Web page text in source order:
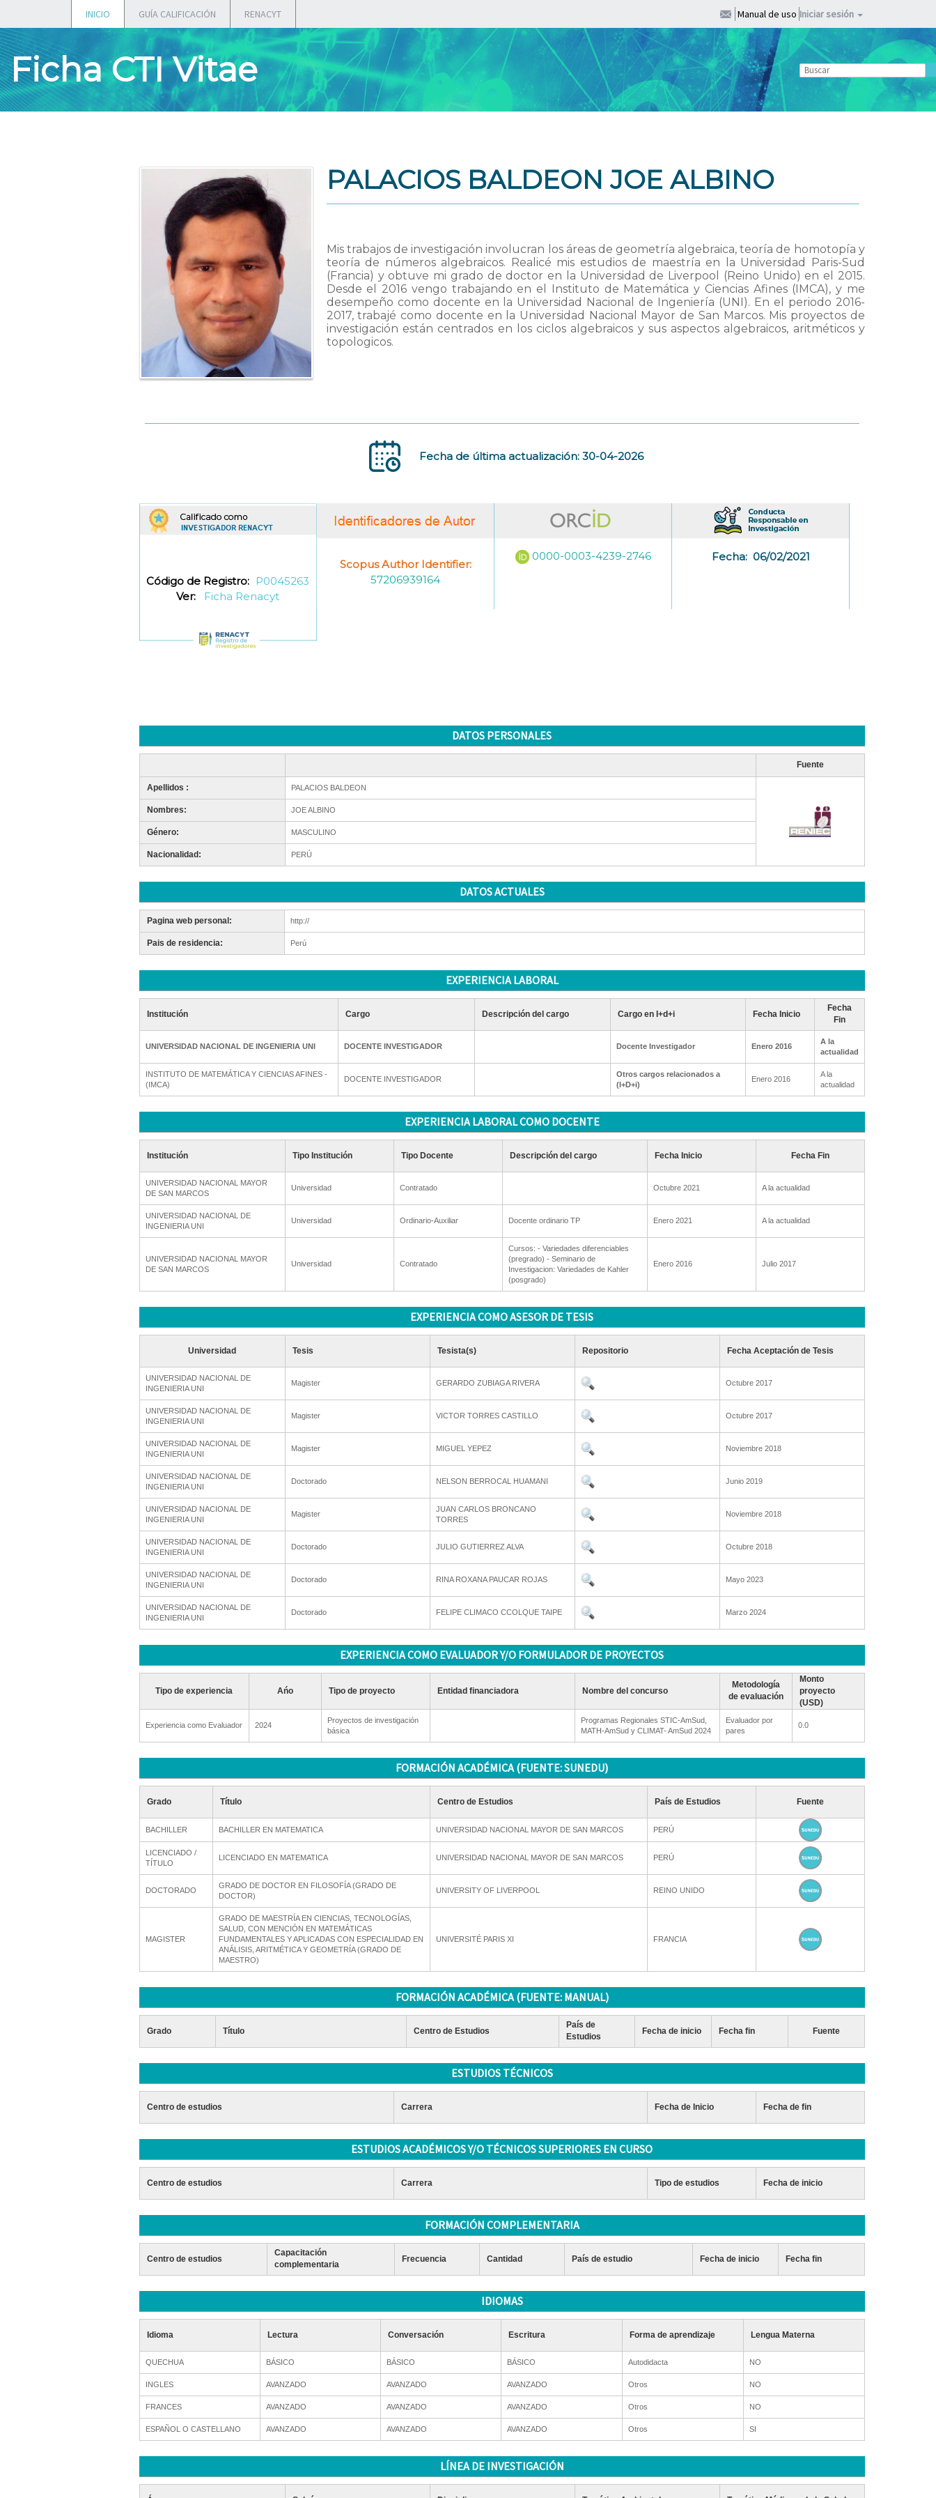
INICIO GUÍA CALIFICACIÓN RENACYT Manual de uso Iniciar sesión
Ficha CTI Vitae
PALACIOS BALDEON JOE ALBINO
Mis trabajos de investigación involucran los áreas de geometría algebraica, teoría de homotopía y
teoría de números algebraicos. Realicé mis estudios de maestría en la Universidad Paris-Sud
(Francia) y obtuve mi grado de doctor en la Universidad de Liverpool (Reino Unido) en el 2015.
Desde el 2016 vengo trabajando en el Instituto de Matemática y Ciencias Afines (IMCA), y me
desempeño como docente en la Universidad Nacional de Ingeniería (UNI). En el periodo 2016-
2017, trabajé como docente en la Universidad Nacional Mayor de San Marcos. Mis proyectos de
investigación están centrados en los ciclos algebraicos y sus aspectos algebraicos, aritméticos y
topologicos.
Fecha de última actualización: 30-04-2026
Código de Registro: P0045263
Ver:
Ficha Renacyt
Scopus Author Identifier:
57206939164
0000-0003-4239-2746 Fecha: 06/02/2021
DATOS PERSONALES
Fuente
Apellidos : PALACIOS BALDEON
Nombres: JOE ALBINO
Género: MASCULINO
Nacionalidad: PERÚ
DATOS ACTUALES
Pagina web personal: http://
Pais de residencia: Perú
EXPERIENCIA LABORAL
Institución Cargo Descripción del cargo Cargo en I+d+i Fecha Inicio
Fecha
Fin
UNIVERSIDAD NACIONAL DE INGENIERIA UNI DOCENTE INVESTIGADOR Docente Investigador Enero 2016
A la
actualidad
INSTITUTO DE MATEMÁTICA Y CIENCIAS AFINES -
(IMCA)
DOCENTE INVESTIGADOR
Otros cargos relacionados a
(I+D+i)
Enero 2016
A la
actualidad
EXPERIENCIA LABORAL COMO DOCENTE
Institución Tipo Institución Tipo Docente Descripción del cargo Fecha Inicio Fecha Fin
UNIVERSIDAD NACIONAL MAYOR
DE SAN MARCOS
Universidad Contratado Octubre 2021 A la actualidad
UNIVERSIDAD NACIONAL DE
INGENIERIA UNI
Universidad Ordinario-Auxiliar Docente ordinario TP Enero 2021 A la actualidad
UNIVERSIDAD NACIONAL MAYOR
DE SAN MARCOS
Universidad Contratado
Cursos: - Variedades diferenciables
(pregrado) - Seminario de
Investigacion: Variedades de Kahler
(posgrado)
Enero 2016 Julio 2017
EXPERIENCIA COMO ASESOR DE TESIS
Universidad Tesis Tesista(s) Repositorio Fecha Aceptación de Tesis
UNIVERSIDAD NACIONAL DE
INGENIERIA UNI
Magister GERARDO ZUBIAGA RIVERA Octubre 2017
UNIVERSIDAD NACIONAL DE
INGENIERIA UNI
Magister VICTOR TORRES CASTILLO Octubre 2017
UNIVERSIDAD NACIONAL DE
INGENIERIA UNI
Magister MIGUEL YEPEZ Noviembre 2018
UNIVERSIDAD NACIONAL DE
INGENIERIA UNI
Doctorado NELSON BERROCAL HUAMANI Junio 2019
UNIVERSIDAD NACIONAL DE
INGENIERIA UNI
Magister
JUAN CARLOS BRONCANO
TORRES
Noviembre 2018
UNIVERSIDAD NACIONAL DE
INGENIERIA UNI
Doctorado JULIO GUTIERREZ ALVA Octubre 2018
UNIVERSIDAD NACIONAL DE
INGENIERIA UNI
Doctorado RINA ROXANA PAUCAR ROJAS Mayo 2023
UNIVERSIDAD NACIONAL DE
INGENIERIA UNI
Doctorado FELIPE CLIMACO CCOLQUE TAIPE Marzo 2024
EXPERIENCIA COMO EVALUADOR Y/O FORMULADOR DE PROYECTOS
Tipo de experiencia Ańo Tipo de proyecto Entidad financiadora Nombre del concurso
Metodología
de evaluación
Monto
proyecto
(USD)
Experiencia como Evaluador 2024
Proyectos de investigación
básica
Programas Regionales STIC-AmSud,
MATH-AmSud y CLIMAT- AmSud 2024
Evaluador por
pares
0.0
FORMACIÓN ACADÉMICA (FUENTE: SUNEDU)
Grado Título Centro de Estudios País de Estudios Fuente
BACHILLER BACHILLER EN MATEMATICA UNIVERSIDAD NACIONAL MAYOR DE SAN MARCOS PERÚ
LICENCIADO /
TÍTULO
LICENCIADO EN MATEMATICA UNIVERSIDAD NACIONAL MAYOR DE SAN MARCOS PERÚ
DOCTORADO
GRADO DE DOCTOR EN FILOSOFÍA (GRADO DE
DOCTOR)
UNIVERSITY OF LIVERPOOL REINO UNIDO
MAGISTER
GRADO DE MAESTRÍA EN CIENCIAS, TECNOLOGÍAS,
SALUD, CON MENCIÓN EN MATEMÁTICAS
FUNDAMENTALES Y APLICADAS CON ESPECIALIDAD EN
ANÁLISIS, ARITMÉTICA Y GEOMETRÍA (GRADO DE
MAESTRO)
UNIVERSITÉ PARIS XI FRANCIA
FORMACIÓN ACADÉMICA (FUENTE: MANUAL)
Grado Título Centro de Estudios
País de
Estudios
Fecha de inicio Fecha fin Fuente
ESTUDIOS TÉCNICOS
Centro de estudios Carrera Fecha de Inicio Fecha de fin
ESTUDIOS ACADÉMICOS Y/O TÉCNICOS SUPERIORES EN CURSO
Centro de estudios Carrera Tipo de estudios Fecha de inicio
FORMACIÓN COMPLEMENTARIA
Centro de estudios
Capacitación
complementaria
Frecuencia Cantidad País de estudio Fecha de inicio Fecha fin
IDIOMAS
Idioma Lectura Conversación Escritura Forma de aprendizaje Lengua Materna
QUECHUA BÁSICO BÁSICO BÁSICO Autodidacta NO
INGLES AVANZADO AVANZADO AVANZADO Otros NO
FRANCES AVANZADO AVANZADO AVANZADO Otros NO
ESPAÑOL O CASTELLANO AVANZADO AVANZADO AVANZADO Otros SI
LÍNEA DE INVESTIGACIÓN